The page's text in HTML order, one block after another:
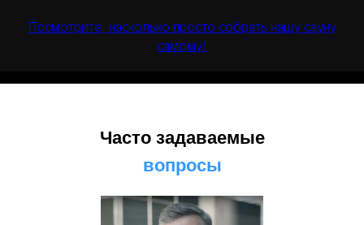
Посмотрите, насколько просто собрать нашу сауну
самому!
Часто задаваемые
вопросы